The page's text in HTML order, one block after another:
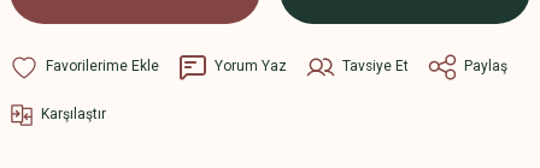
Yorum Yaz Tavsiye Et Paylaş
Karşılaştır